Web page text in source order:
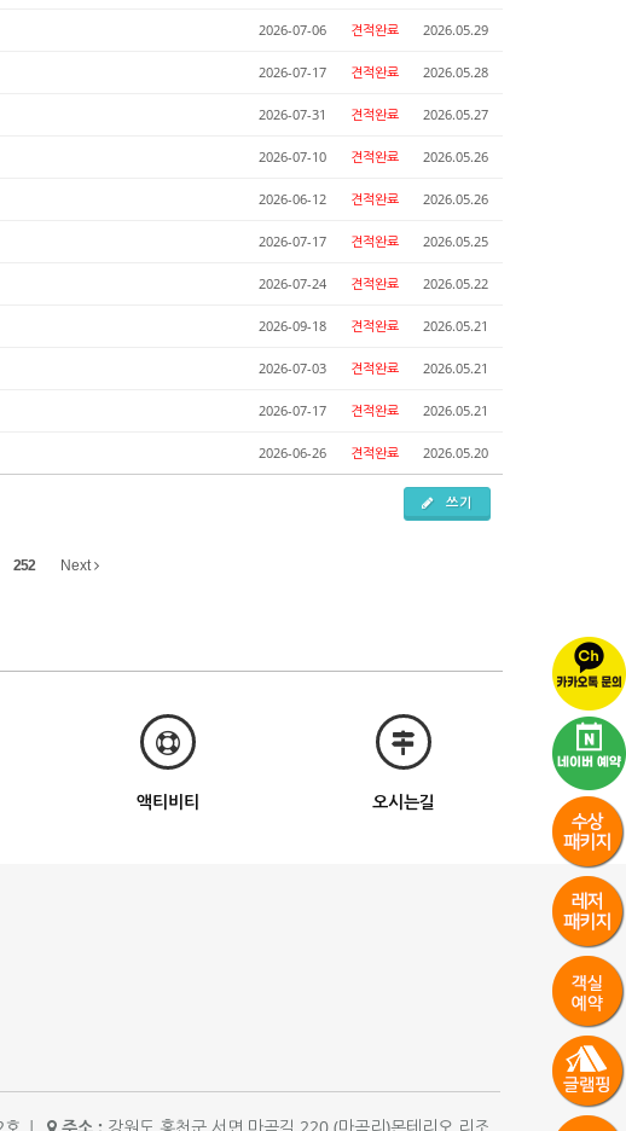
2026-07-06 견적완료 2026.05.29
2026-07-17 견적완료 2026.05.28
2026-07-31 견적완료 2026.05.27
2026-07-10 견적완료 2026.05.26
2026-06-12 견적완료 2026.05.26
2026-07-17 견적완료 2026.05.25
2026-07-24 견적완료 2026.05.22
2026-09-18 견적완료 2026.05.21
2026-07-03 견적완료 2026.05.21
2026-07-17 견적완료 2026.05.21
2026-06-26 견적완료 2026.05.20
쓰기
252 Next
액티비티 오시는길